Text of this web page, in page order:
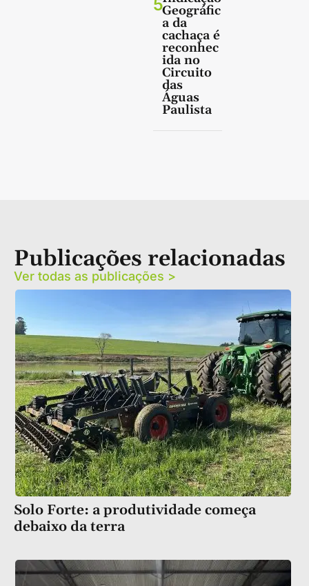
5Geográfic
a da
cachaça é
reconhec
ida no
Circuito
das
Águas
Paulista
Publicações relacionadas
Ver todas as publicações >
Solo Forte: a produtividade começa
debaixo da terra